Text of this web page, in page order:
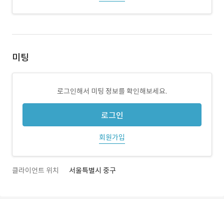
미팅
로그인해서 미팅 정보를 확인해보세요.
로그인
회원가입
클라이언트 위치 서울특별시 중구